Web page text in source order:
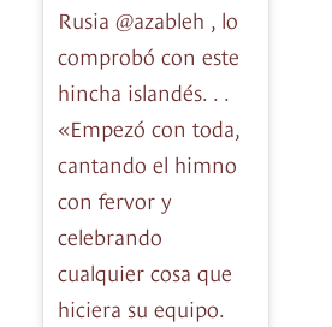
Rusia @azableh , lo
comprobó con este
hincha islandés. . .
«Empezó con toda,
cantando el himno
con fervor y
celebrando
cualquier cosa que
hiciera su equipo.